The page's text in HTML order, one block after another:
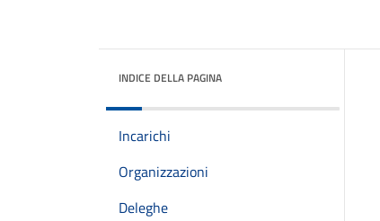
INDICE DELLA PAGINA
Incarichi
Organizzazioni
Deleghe